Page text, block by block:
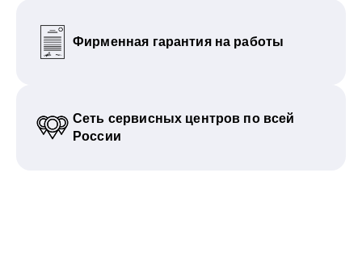
Фирменная гарантия на работы
Сеть сервисных центров по всей
России